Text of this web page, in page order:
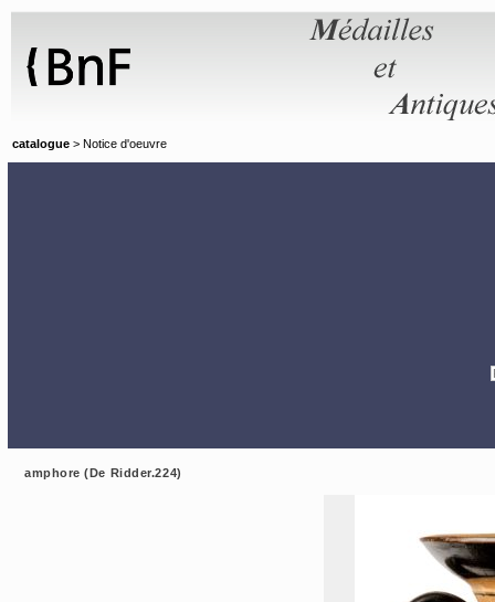
catalogue > Notice d'oeuvre
amphore (De Ridder.224)